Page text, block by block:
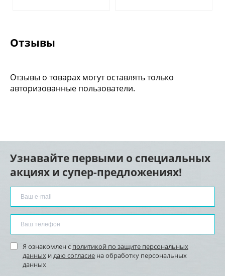
Отзывы
Отзывы о товарах могут оставлять только
авторизованные пользователи.
Узнавайте первыми о специальных
акциях и супер-предложениях!
Я ознакомлен с политикой по защите персональных
данных и даю согласие на обработку персональных
данных